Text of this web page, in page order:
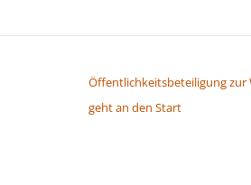
Öffentlichkeitsbeteiligung
geht an den Start